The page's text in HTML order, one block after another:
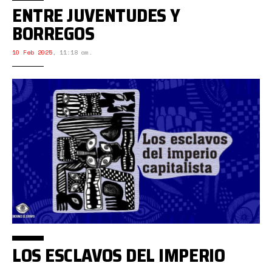
ENTRE JUVENTUDES Y
BORREGOS
10 Feb 2025, 11:18 am.
LOS ESCLAVOS DEL IMPERIO